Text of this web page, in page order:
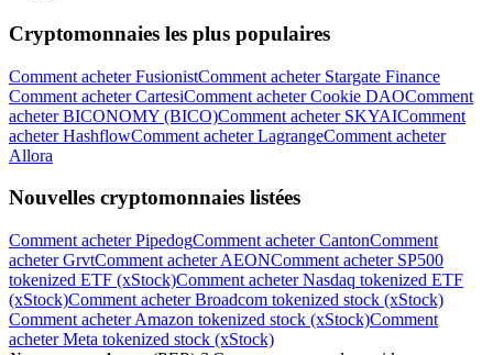
Télécharger
l'application Bitrue
Cryptomonnaies les plus populaires
Comment acheter FusionistComment acheter Stargate Finance
Comment acheter CartesiComment acheter Cookie DAOComment
acheter BICONOMY (BICO)Comment acheter SKYAIComment
acheter HashflowComment acheter LagrangeComment acheter
Allora
Nouvelles cryptomonnaies listées
Comment acheter PipedogComment acheter CantonComment
acheter GrvtComment acheter AEONComment acheter SP500
tokenized ETF (xStock)Comment acheter Nasdaq tokenized ETF
(xStock)Comment acheter Broadcom tokenized stock (xStock)
Comment acheter Amazon tokenized stock (xStock)Comment
acheter Meta tokenized stock (xStock)